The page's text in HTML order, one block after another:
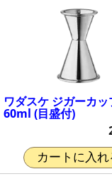
ワダスケ ジガーカ
60ml (目盛付)
カートに入れ